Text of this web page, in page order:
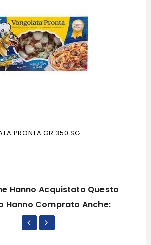
PRONTA GR 350 SG
Hanno Acquistato Questo
Hanno Comprato Anche: